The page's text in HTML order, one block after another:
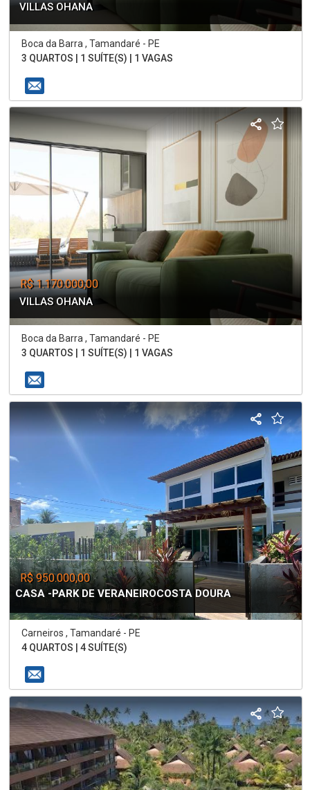
VILLAS OHANA
Boca da Barra , Tamandaré - PE
3 QUARTOS | 1 SUÍTE(S) | 1 VAGAS
R$ 1.170.000,00
VILLAS OHANA
Boca da Barra , Tamandaré - PE
3 QUARTOS | 1 SUÍTE(S) | 1 VAGAS
R$ 950.000,00
CASA -PARK DE VERANEIROCOSTA DOURA
Carneiros , Tamandaré - PE
4 QUARTOS | 4 SUÍTE(S)